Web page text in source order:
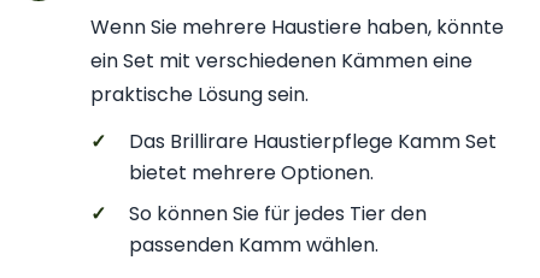
Wenn Sie mehrere Haustiere haben, könnte
ein Set mit verschiedenen Kämmen eine
praktische Lösung sein.
✓
Das Brillirare Haustierpflege Kamm Set
bietet mehrere Optionen.
✓
So können Sie für jedes Tier den
passenden Kamm wählen.